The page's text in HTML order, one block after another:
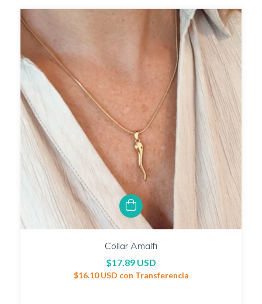
Collar Amalfi
$17.89 USD
$16.10 USD con Transferencia